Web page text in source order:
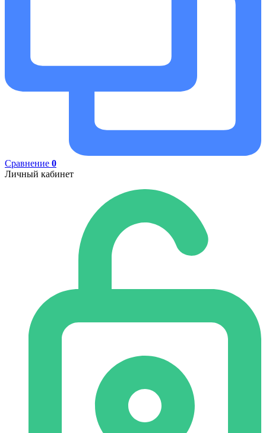
Сравнение 0
Личный кабинет